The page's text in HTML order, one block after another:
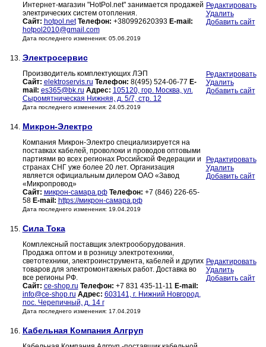
Интернет-магазин "HotPol.net" занимается продажей
электрических систем отопления.
Сайт: hotpol.net Телефон: +380992620393 E-mail:
hotpol2010@gmail.com
Дата последнего изменения: 05.06.2019
Редактировать
Удалить
Добавить сайт
13. Электросервис
Производитель комплектующих ЛЭП
Сайт: elektroservis.ru Телефон: 8(495) 524-06-77 E-
mail: es365@bk.ru Адрес: 105120, гор. Москва, ул.
Сыромятническая Нижняя, д. 5/7, стр. 12
Дата последнего изменения: 24.05.2019
Редактировать
Удалить
Добавить сайт
14. Микрон-Электро
Компания Микрон-Электро специализируется на
поставках кабелей, проволоки и проводов оптовыми
партиями во всех регионах Российской Федерации и
странах СНГ уже более 20 лет. Организация
является официальным дилером ОАО «Завод
«Микропровод»
Сайт: микрон-самара.рф Телефон: +7 (846) 226-65-
58 E-mail: https://микрон-самара.рф
Дата последнего изменения: 19.04.2019
Редактировать
Удалить
Добавить сайт
15. Сила Тока
Комплексный поставщик электрооборудования.
Продажа оптом и в розницу электротехники,
светотехники, электроинструмента, кабелей и других
товаров для электромонтажных работ. Доставка во
все регионы РФ.
Сайт: ce-shop.ru Телефон: +7 831 435-11-11 E-mail:
info@ce-shop.ru Адрес: 603141, г. Нижний Новгород,
пос. Черепичный, д. 14 г
Дата последнего изменения: 17.04.2019
Редактировать
Удалить
Добавить сайт
16. Кабельная Компания Алгруп